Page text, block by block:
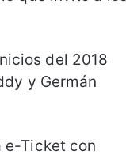
del 2018
y Germán
e-Ticket con